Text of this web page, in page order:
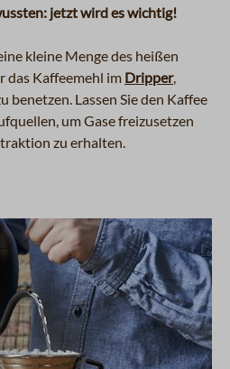
jetzt wird es wichtig!
kleine Menge des heißen
das Kaffeemehl im Dripper,
benetzen. Lassen Sie den Kaffee
um Gase freizusetzen
zu erhalten.